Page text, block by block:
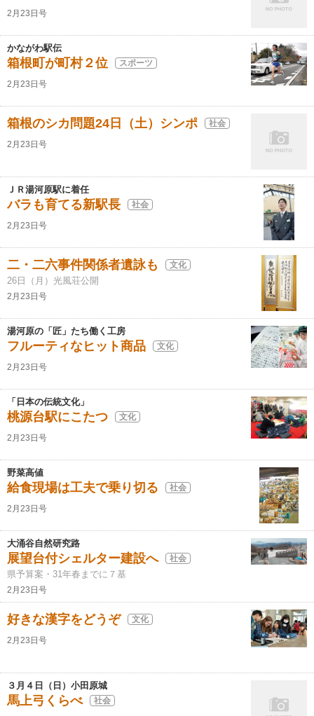
2月23日号
かながわ駅伝
箱根町が町村２位 スポーツ
2月23日号
箱根のシカ問題24日（土）シンポ 社会
2月23日号
ＪＲ湯河原駅に着任
バラも育てる新駅長 社会
2月23日号
二・二六事件関係者遺詠も 文化
26日（月）光風荘公開
2月23日号
湯河原の「匠」たち働く工房
フルーティなヒット商品 文化
2月23日号
「日本の伝統文化」
桃源台駅にこたつ 文化
2月23日号
野菜高値
給食現場は工夫で乗り切る 社会
2月23日号
大涌谷自然研究路
展望台付シェルター建設へ 社会
県予算案・31年春までに７基
2月23日号
好きな漢字をどうぞ 文化
2月23日号
３月４日（日）小田原城
馬上弓くらべ 社会